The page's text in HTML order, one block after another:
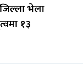
भेला
१३